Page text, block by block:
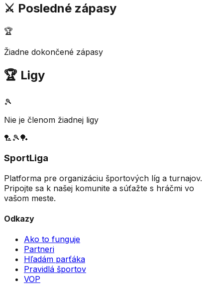
⚔️ Posledné zápasy
🏆
Žiadne dokončené zápasy
🏆 Ligy
🎾
Nie je členom žiadnej ligy
🏸 🎾🏓
SportLiga
Platforma pre organizáciu športových líg a turnajov.
Pripojte sa k našej komunite a súťažte s hráčmi vo
vašom meste.
Odkazy
Ako to funguje
Partneri
Hľadám parťáka
Pravidlá športov
VOP